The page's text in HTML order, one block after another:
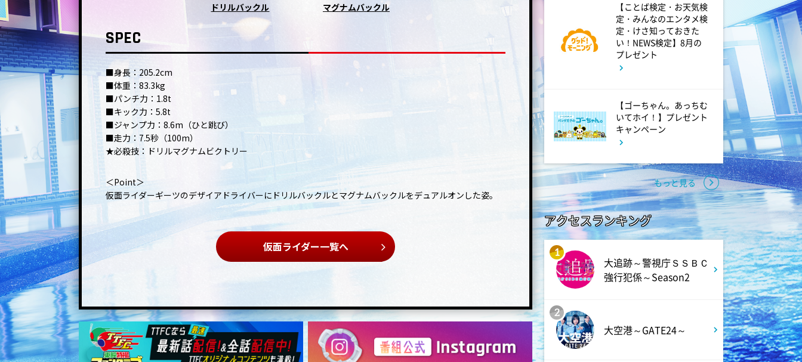
ドリルバックル マグナムバックル
SPEC
■身長：205.2cm
■体重：83.3kg
■パンチ力：1.8t
■キック力：5.8t
■ジャンプ力：8.6m（ひと跳び）
■走力：7.5秒（100m）
★必殺技：ドリルマグナムビクトリー
＜Point＞
仮面ライダーギーツのデザイアドライバーにドリルバックルとマグナムバックルをデュアルオンした姿。
仮面ライダー一覧へ
7:00
相葉ヒロミのお困りですカ
ー? 2時間SP
大空港～GATE24～ #3
よる 9:54
よる 11:10
熱闘甲子園 涙は、強さにな
る。
よる 11:40
And One
よる
アメトーーク! CLUB配信で見
られる懐かし回&傑作回
【ことば検定・お天気検
定・みんなのエンタメ検
定・けさ知っておきた
い！NEWS検定】8月の
プレゼント
【ゴーちゃん。あっちむ
いてホイ！】プレゼント
キャンペーン
もっと見る
アクセスランキング
1
大追跡～警視庁ＳＳＢＣ
強行犯係～Season2
2
大空港～GATE24～